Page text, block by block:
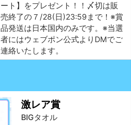
ート】をプレゼント！！〆切は販
売終了の７/28(日)23:59まで！※賞
品発送は日本国内のみです。※当選
者にはウェブポン公式よりDMでご
連絡いたします。
激レア賞
BIGタオル